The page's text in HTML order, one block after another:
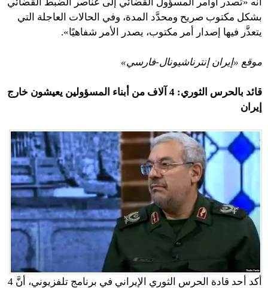
بشكل مكتوب صريح ومحدَّد المدة، وفي الحالات العاجلة التي
يتعذَّر فيها إصدار أمر مكتوب، يصدر الأمر شفاهيًا».
موقع «إيران إنترناشيونال-فارسي»
قائد بالحرس الثوري: 4 آلاف من أبناء المسؤولين يعيشون خارج
إيران
أكد أحد قادة الحرس الثوري الإيراني في برنامج تلفزيوني، أنَّ 4